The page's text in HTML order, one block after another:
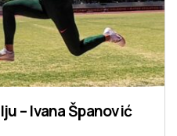
– Ivana Španović